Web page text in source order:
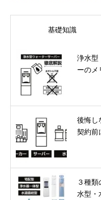
基礎知識
浄水型
ーのメ
後悔し
契約前
３種
水型・